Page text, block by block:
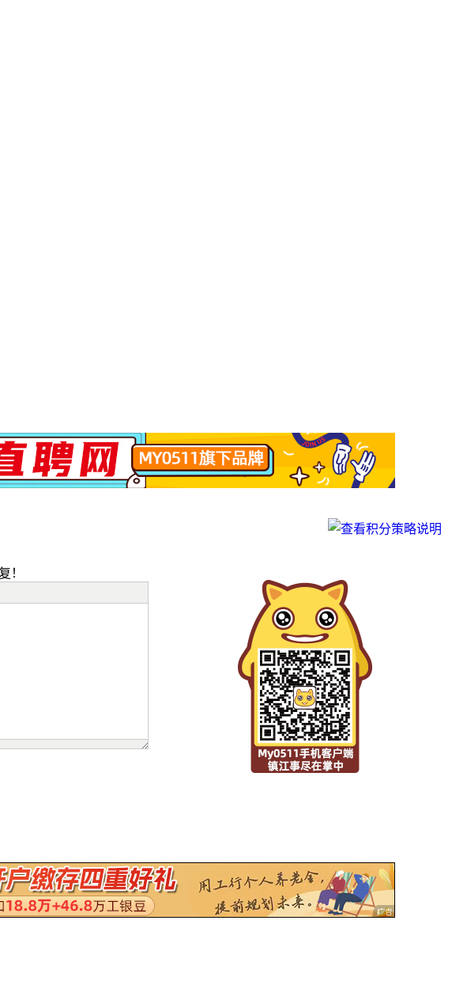
！